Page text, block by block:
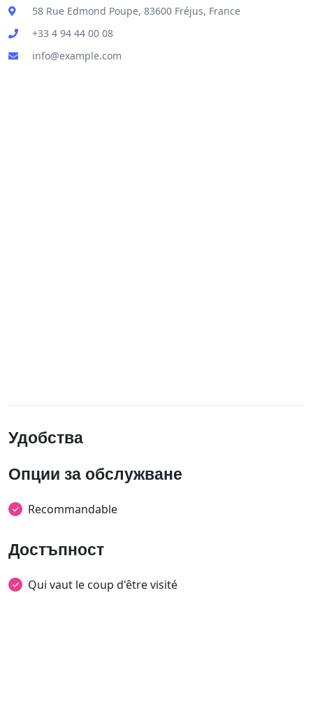
58 Rue Edmond Poupe, 83600 Fréjus, France
+33 4 94 44 00 08
info@example.com
Удобства
Опции за обслужване
Recommandable
Достъпност
Qui vaut le coup d'être visité